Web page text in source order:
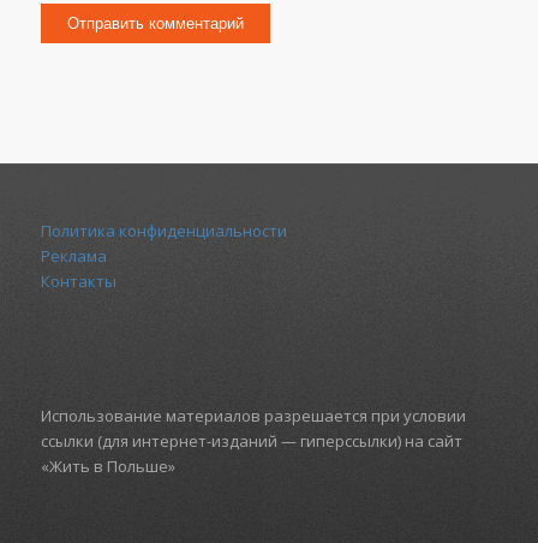
Политика конфиденциальности
Реклама
Контакты
Использование материалов разрешается при условии
ссылки (для интернет-изданий — гиперссылки) на сайт
«Жить в Польше»